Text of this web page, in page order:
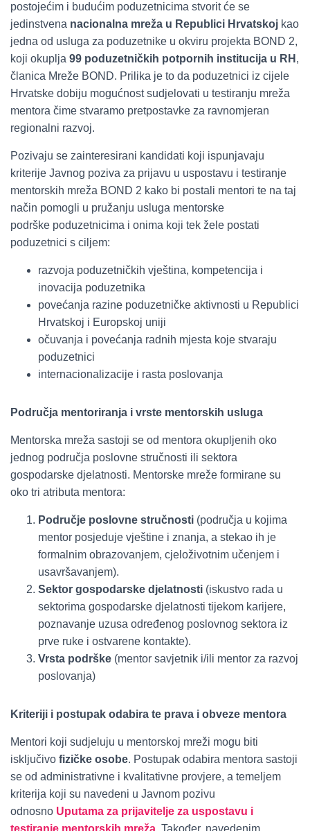
postojećim i budućim poduzetnicima stvorit će se
jedinstvena nacionalna mreža u Republici Hrvatskoj kao
jedna od usluga za poduzetnike u okviru projekta BOND 2,
koji okuplja 99 poduzetničkih potpornih institucija u RH ,
članica Mreže BOND. Prilika je to da poduzetnici iz cijele
Hrvatske dobiju mogućnost sudjelovati u testiranju mreža
mentora čime stvaramo pretpostavke za ravnomjeran
regionalni razvoj.
Pozivaju se zainteresirani kandidati koji ispunjavaju
kriterije Javnog poziva za prijavu u uspostavu i testiranje
mentorskih mreža BOND 2 kako bi postali mentori te na taj
način pomogli u pružanju usluga mentorske
podrške poduzetnicima i onima koji tek žele postati
poduzetnici s ciljem:
razvoja poduzetničkih vještina, kompetencija i
inovacija poduzetnika
povećanja razine poduzetničke aktivnosti u Republici
Hrvatskoj i Europskoj uniji
očuvanja i povećanja radnih mjesta koje stvaraju
poduzetnici
internacionalizacije i rasta poslovanja
Područja mentoriranja i vrste mentorskih usluga
Mentorska mreža sastoji se od mentora okupljenih oko
jednog područja poslovne stručnosti ili sektora
gospodarske djelatnosti. Mentorske mreže formirane su
oko tri atributa mentora:
Područje poslovne stručnosti (područja u kojima
mentor posjeduje vještine i znanja, a stekao ih je
formalnim obrazovanjem, cjeloživotnim učenjem i
usavršavanjem).
Sektor gospodarske djelatnosti (iskustvo rada u
sektorima gospodarske djelatnosti tijekom karijere,
poznavanje uzusa određenog poslovnog sektora iz
prve ruke i ostvarene kontakte).
Vrsta podrške (mentor savjetnik i/ili mentor za razvoj
poslovanja)
Kriteriji i postupak odabira te prava i obveze mentora
Mentori koji sudjeluju u mentorskoj mreži mogu biti
isključivo fizičke osobe. Postupak odabira mentora sastoji
se od administrativne i kvalitativne provjere, a temeljem
kriterija koji su navedeni u Javnom pozivu
odnosno Uputama za prijavitelje za uspostavu i
testiranje mentorskih mreža. Također, navedenim